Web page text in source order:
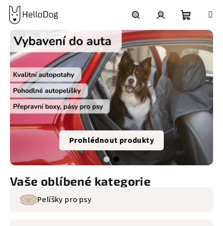
Přejít
obsah
HledatPřihlášeníNákupní
košík
Prohlédnout produkty
Vaše oblíbené kategorie
Pelíšky pro psy